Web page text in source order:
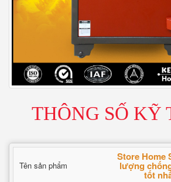
THÔNG SỐ KỸ
Tên sản phẩm
Store Home
lượng
tốt